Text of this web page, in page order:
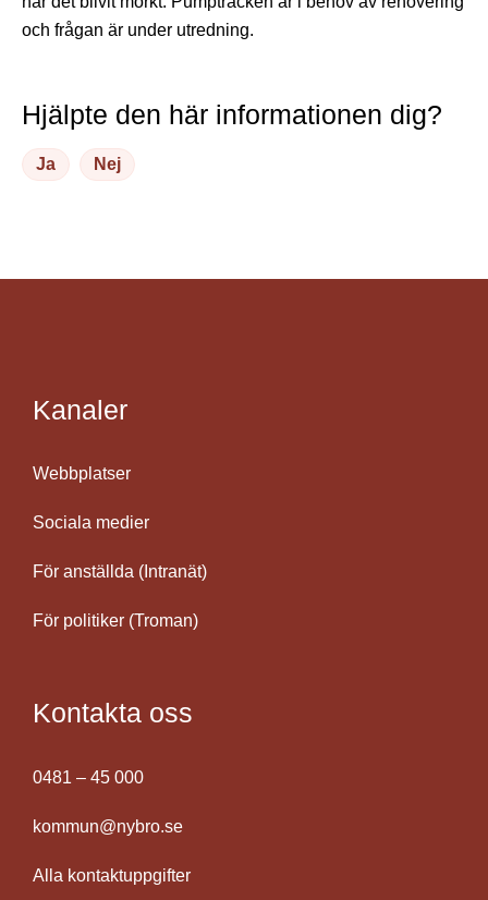
och frågan är under utredning.
Hjälpte den här informationen dig?
Ja Nej
Kanaler
Webbplatser
Sociala medier
För anställda (Intranät)
För politiker (Troman)
Kontakta oss
0481 – 45 000
kommun@nybro.se
Alla kontaktuppgifter